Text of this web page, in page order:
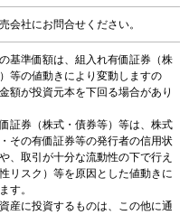
会社にお問合せください。
基準価額は、組入れ有価証券（株
等の値動きにより変動しますの
額が投資元本を下回る場合があり
証券（株式・債券等）等は、株式
その有価証券等の発行者の信用状
、取引が十分な流動性の下で行え
リスク）等を原因とした値動きに
す。
産に投資するものは、この他に通